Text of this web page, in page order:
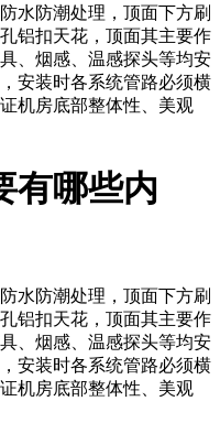
水防潮处理，顶面下方刷
铝扣天花，顶面其主要作
、烟感、温感探头等均安
安装时各系统管路必须横
机房底部整体性、美观
有哪些内
水防潮处理，顶面下方刷
铝扣天花，顶面其主要作
、烟感、温感探头等均安
安装时各系统管路必须横
机房底部整体性、美观